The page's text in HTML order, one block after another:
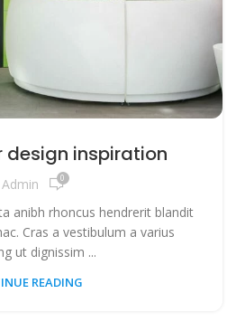
design inspiration
Admin 0
anibh rhoncus hendrerit blandit
Cras a vestibulum a varius
ut dignissim ...
READING